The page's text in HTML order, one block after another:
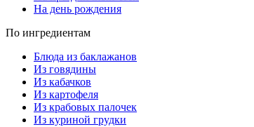
На день рождения
По ингредиентам
Блюда из баклажанов
Из говядины
Из кабачков
Из картофеля
Из крабовых палочек
Из куриной грудки